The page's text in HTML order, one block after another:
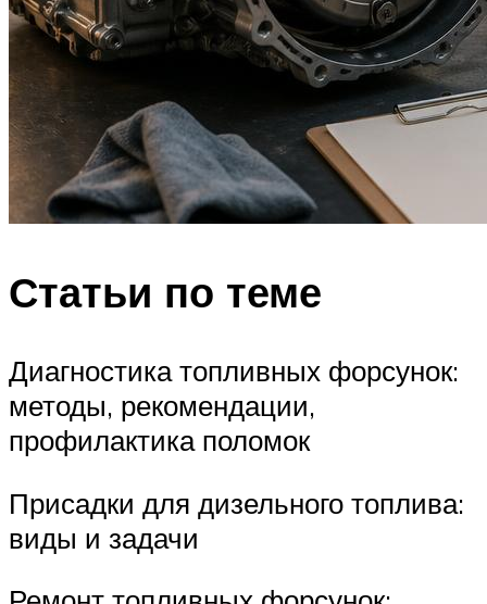
Статьи по теме
Диагностика топливных форсунок:
методы, рекомендации,
профилактика поломок
Присадки для дизельного топлива:
виды и задачи